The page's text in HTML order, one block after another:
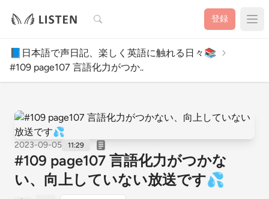
検索 登録
📘日本語で声日記、楽しく英語に触れる日々📚
#109 page107 言語化力がつか..
2023-09-05 11:29
#109 page107 言語化力がつかな
い、向上していない放送です💦